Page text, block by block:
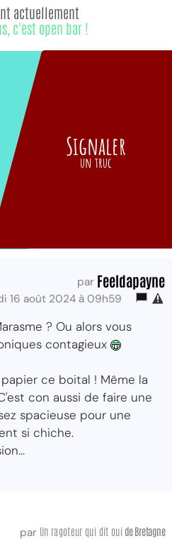
actuellement
c'est open bar !
Signaler
un truc
par Feeldapayne
16 août 2024 à 09h59
? Ou alors vous
contagieux
ce boital ! Même la
con aussi de faire une
spacieuse pour une
si chiche.
par Un ragoteur qui dit oui de Bretagne